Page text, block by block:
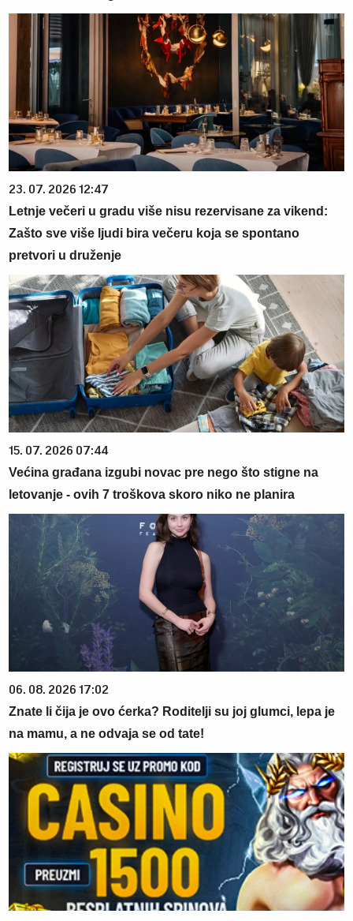
23. 07. 2026 12:47
Letnje večeri u gradu više nisu rezervisane za vikend:
Zašto sve više ljudi bira večeru koja se spontano
pretvori u druženje
15. 07. 2026 07:44
Većina građana izgubi novac pre nego što stigne na
letovanje - ovih 7 troškova skoro niko ne planira
06. 08. 2026 17:02
Znate li čija je ovo ćerka? Roditelji su joj glumci, lepa je
na mamu, a ne odvaja se od tate!